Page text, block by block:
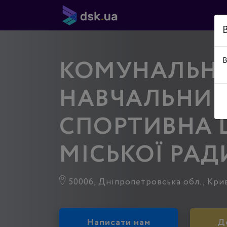
СПОРТИВНА
МІСЬКОЇ
50006, Дніпропетровська обл.,
Написати нам